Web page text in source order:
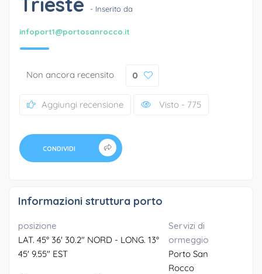
- Inserito da
infoport1@portosanrocco.it
Non ancora recensito 0
Aggiungi recensione Visto - 775
CONDIVIDI
Informazioni struttura porto
posizione
LAT. 45° 36' 30.2" NORD - LONG. 13°
45' 9.55" EST
Servizi di
ormeggio
Porto San
Rocco